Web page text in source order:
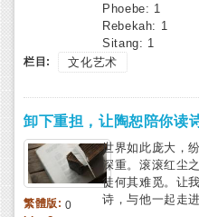
Phoebe: 1
Rebekah: 1
Sitang: 1
栏目: 文化艺术
卸下重担，让陶恕陪你读
繁體版: 0
世界如此庞大，
深重。滚滚红尘
徒何其难觅。让
诗，与他一起走